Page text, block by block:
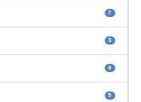
7
3
8
5